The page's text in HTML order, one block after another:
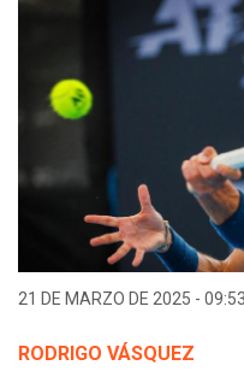
21 DE MARZO DE 2025 -
RODRIGO VÁSQUEZ